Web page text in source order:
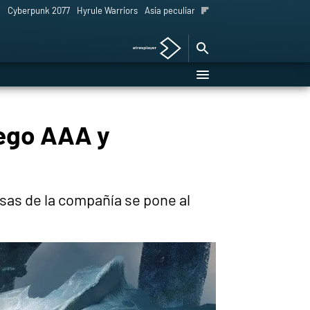
Cyberpunk 2077 Hyrule Warriors Asia peculiar tradición
AAA y
de la compañía se pone al